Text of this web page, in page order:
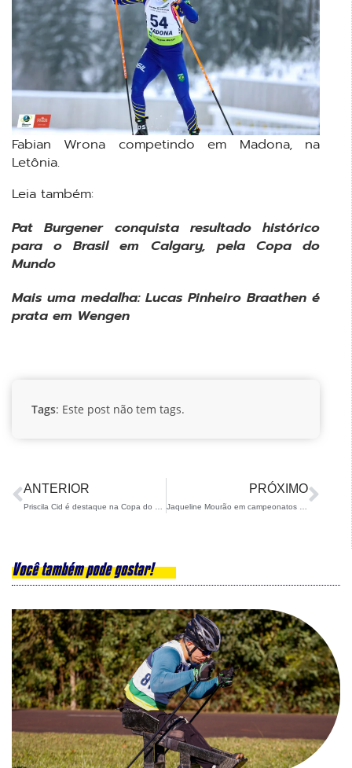
Fabian Wrona competindo em Madona, na
Letônia.
Leia também:
Pat Burgener conquista resultado histórico
para o Brasil em Calgary, pela Copa do
Mundo
Mais uma medalha: Lucas Pinheiro Braathen é
prata em Wengen
Tags: Este post não tem tags.
ANTERIOR PRÓXIMO
Você também pode gostar!